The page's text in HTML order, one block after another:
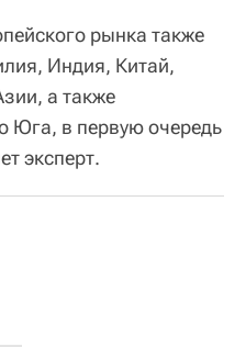
рынка также
Индия, Китай,
а также
Юга, в первую очередь
эксперт.